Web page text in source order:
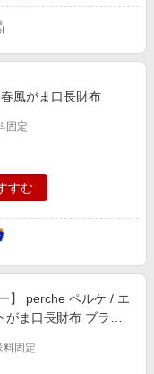
風がま口長財布
固定
すむ
】 perche ペルケ / エ
がま口長財布 ブラッ
料固定